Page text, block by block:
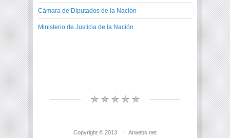
Cámara de Diputados de la Nación
Ministerio de Justicia de la Nación
Copyright © 2013 Arwebs.net